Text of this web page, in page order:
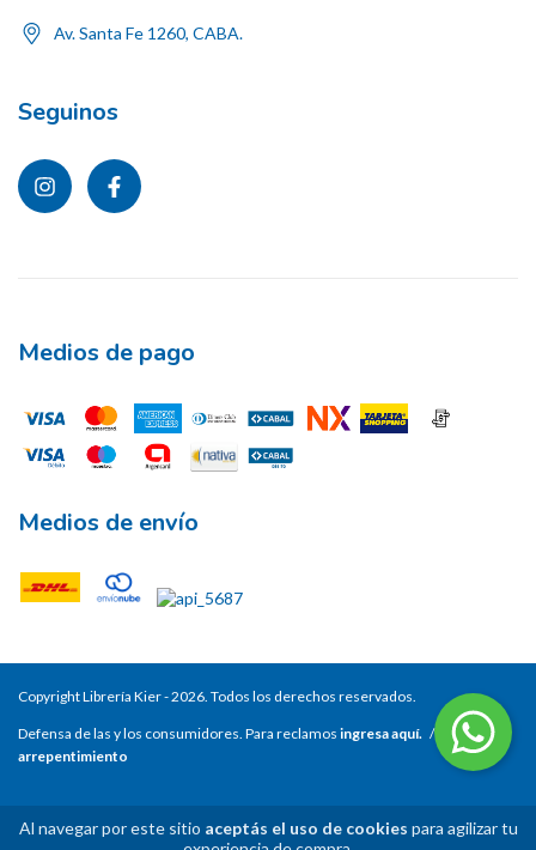
Al navegar por este sitio aceptás el uso de cookies para agilizar tu
Av. Santa Fe 1260, CABA.
Seguinos
Medios de pago
Medios de envío
Copyright Librería Kier - 2026. Todos los derechos reservados.
Defensa de las y los consumidores. Para reclamos ingresa aquí. /
Botón de
arrepentimiento